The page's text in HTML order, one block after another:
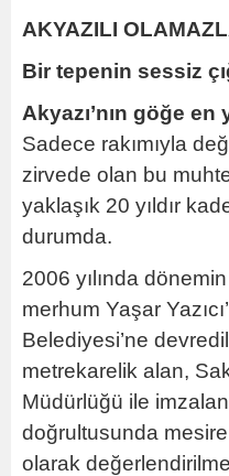
AKYAZILI
Bir tepenin sessiz
Akyazı’nın göğe
Sadece rakımıyla
zirvede olan bu
yaklaşık 20 yıldır
durumda.
2006 yılında
merhum Yaşar
Belediyesi’ne
metrekarelik alan,
Müdürlüğü ile
doğrultusunda
olarak